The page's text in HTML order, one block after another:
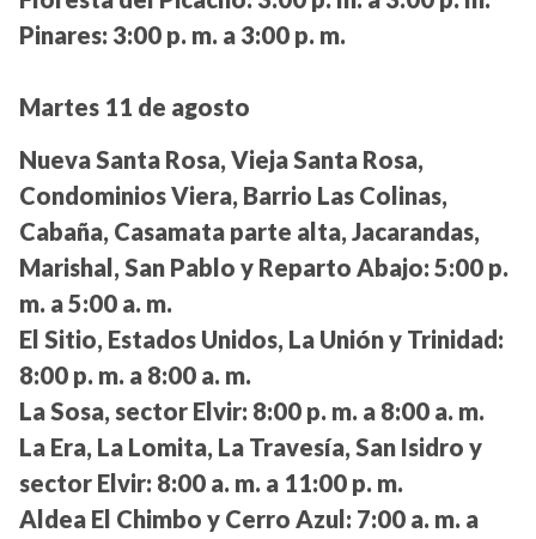
Pinares: 3:00 p. m. a 3:00 p. m.
Martes 11 de agosto
Nueva Santa Rosa, Vieja Santa Rosa,
Condominios Viera, Barrio Las Colinas,
Cabaña, Casamata parte alta, Jacarandas,
Marishal, San Pablo y Reparto Abajo: 5:00 p.
m. a 5:00 a. m.
El Sitio, Estados Unidos, La Unión y Trinidad:
8:00 p. m. a 8:00 a. m.
La Sosa, sector Elvir: 8:00 p. m. a 8:00 a. m.
La Era, La Lomita, La Travesía, San Isidro y
sector Elvir: 8:00 a. m. a 11:00 p. m.
Aldea El Chimbo y Cerro Azul: 7:00 a. m. a